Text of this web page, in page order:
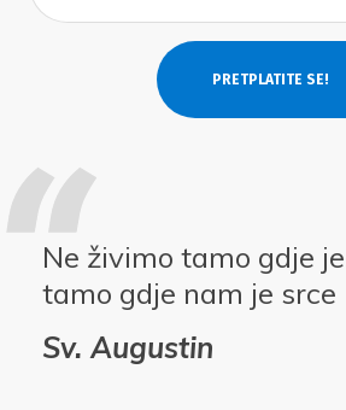
Ne živimo tamo gdje
tamo gdje nam je srce
Sv. Augustin